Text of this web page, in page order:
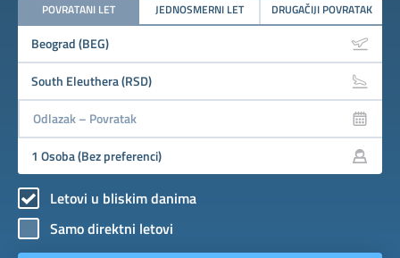
POVRATANI LET JEDNOSMERNI LET DRUGAČIJI POVRATAK
Letovi u bliskim danima
Samo direktni letovi